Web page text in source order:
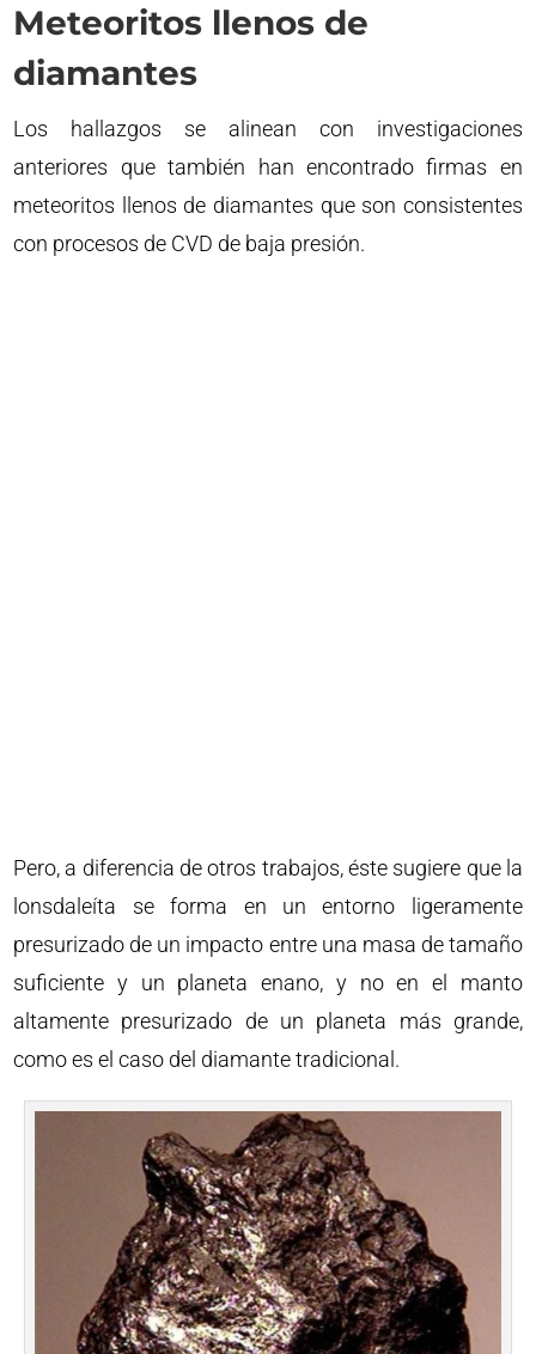
Meteoritos llenos de
diamantes
Los hallazgos se alinean con investigaciones
anteriores que también han encontrado firmas en
meteoritos llenos de diamantes que son consistentes
con procesos de CVD de baja presión.
Pero, a diferencia de otros trabajos, éste sugiere que la
lonsdaleíta se forma en un entorno ligeramente
presurizado de un impacto entre una masa de tamaño
suficiente y un planeta enano, y no en el manto
altamente presurizado de un planeta más grande,
como es el caso del diamante tradicional.